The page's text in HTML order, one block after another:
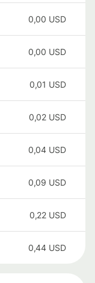
0,00 USD
0,00 USD
0,01 USD
0,02 USD
0,04 USD
0,09 USD
0,22 USD
0,44 USD